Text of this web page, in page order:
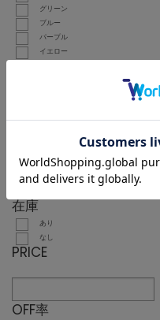
グリーン
ブルー
パープル
イエロー
ゴールド
こだわり検索
販売タイプ
価格タイプ
在庫
あり
なし
PRICE
OFF率